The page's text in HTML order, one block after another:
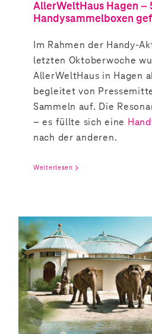
AllerWeltHaus Hagen –
Handysammelboxen
Im Rahmen der Handy-
letzten Oktoberwoche
AllerWeltHaus in Hagen
begleitet von
Sammeln auf. Die
– es füllte sich eine
nach der anderen.
Weiterlesen